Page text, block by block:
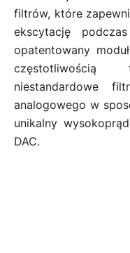
filtrów, które
ekscytację
opatentowany
częstotliwością
niestandardowe
analogowego w
unikalny
DAC.